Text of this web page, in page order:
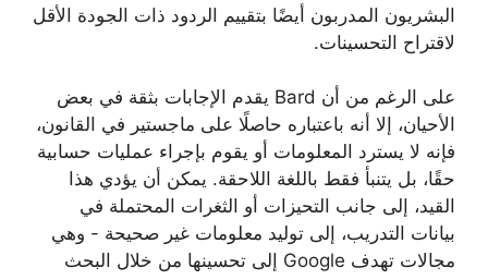
البشريون المدربون أيضًا بتقييم الردود ذات الجودة الأقل
لاقتراح التحسينات.
على الرغم من أن Bard يقدم الإجابات بثقة في بعض
الأحيان، إلا أنه باعتباره حاصلًا على ماجستير في القانون،
فإنه لا يسترد المعلومات أو يقوم بإجراء عمليات حسابية
حقًا، بل يتنبأ فقط باللغة اللاحقة. يمكن أن يؤدي هذا
القيد، إلى جانب التحيزات أو الثغرات المحتملة في
بيانات التدريب، إلى توليد معلومات غير صحيحة - وهي
مجالات تهدف Google إلى تحسينها من خلال البحث